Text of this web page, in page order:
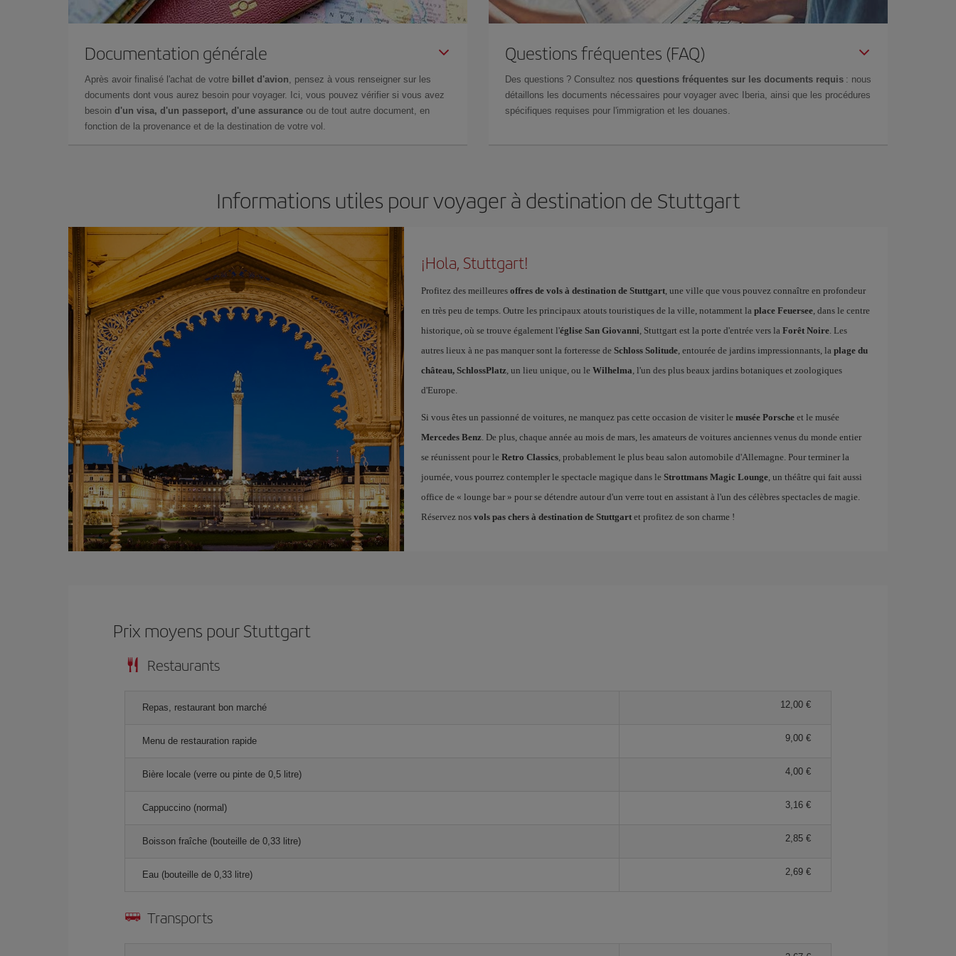
Documentation générale
Après avoir finalisé l'achat de votre billet d'avion, pensez à vous renseigner sur les
documents dont vous aurez besoin pour voyager. Ici, vous pouvez vérifier si vous avez
besoin d'un visa, d'un passeport, d'une assurance ou de tout autre document, en
fonction de la provenance et de la destination de votre vol.
Questions fréquentes (FAQ)
Des questions ? Consultez nos questions fréquentes sur les documents requis : nous
détaillons les documents nécessaires pour voyager avec Iberia, ainsi que les procédures
spécifiques requises pour l'immigration et les douanes.
Informations utiles pour voyager à destination de Stuttgart
¡Hola, Stuttgart!
Profitez des meilleures offres de vols à destination de Stuttgart, une ville que vous pouvez connaître en profondeur
en très peu de temps. Outre les principaux atouts touristiques de la ville, notamment la place Feuersee, dans le centre
historique, où se trouve également l'église San Giovanni, Stuttgart est la porte d'entrée vers la Forêt Noire. Les
autres lieux à ne pas manquer sont la forteresse de Schloss Solitude, entourée de jardins impressionnants, la plage du
château, SchlossPlatz, un lieu unique, ou le Wilhelma, l'un des plus beaux jardins botaniques et zoologiques
d'Europe.
Si vous êtes un passionné de voitures, ne manquez pas cette occasion de visiter le musée Porscheet le musée
Mercedes Benz. De plus, chaque année au mois de mars, les amateurs de voitures anciennes venus du monde entier
se réunissent pour le Retro Classics, probablement le plus beau salon automobile d'Allemagne. Pour terminer la
journée, vous pourrez contempler le spectacle magique dans le Strottmans Magic Lounge, un théâtre qui fait aussi
office de « lounge bar » pour se détendre autour d'un verre tout en assistant à l'un des célèbres spectacles de magie.
Réservez nos vols pas chers à destination de Stuttgartet profitez de son charme !
Prix ​​moyens pour Stuttgart
Restaurants
Repas, restaurant bon marché 12,00 €
Menu de restauration rapide 9,00 €
Bière locale (verre ou pinte de 0,5 litre) 4,00 €
Cappuccino (normal) 3,16 €
Boisson fraîche (bouteille de 0,33 litre) 2,85 €
Eau (bouteille de 0,33 litre) 2,69 €
Transports